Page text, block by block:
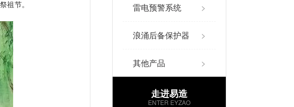
祖节。
雷电预警系统 >
浪涌后备保护器 >
其他产品 >
走进易造
ENTER EYZAO